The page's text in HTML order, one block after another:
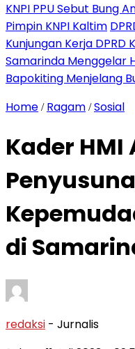
KNPI PPU Sebut Bung
Pimpin KNPI Kaltim
Kunjungan Kerja
Samarinda Menggelar
Bapokiting Menjelang
Home / Ragam /Sosial
Kader HMI
di
redaksi - Jurnalis